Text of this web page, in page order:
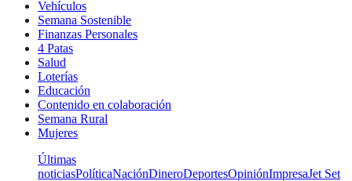
Vehículos
Semana Sostenible
Finanzas Personales
4 Patas
Salud
Loterías
Educación
Contenido en colaboración
Semana Rural
Mujeres
Últimas
noticiasPolíticaNaciónDineroDeportesOpiniónImpresaJet Set